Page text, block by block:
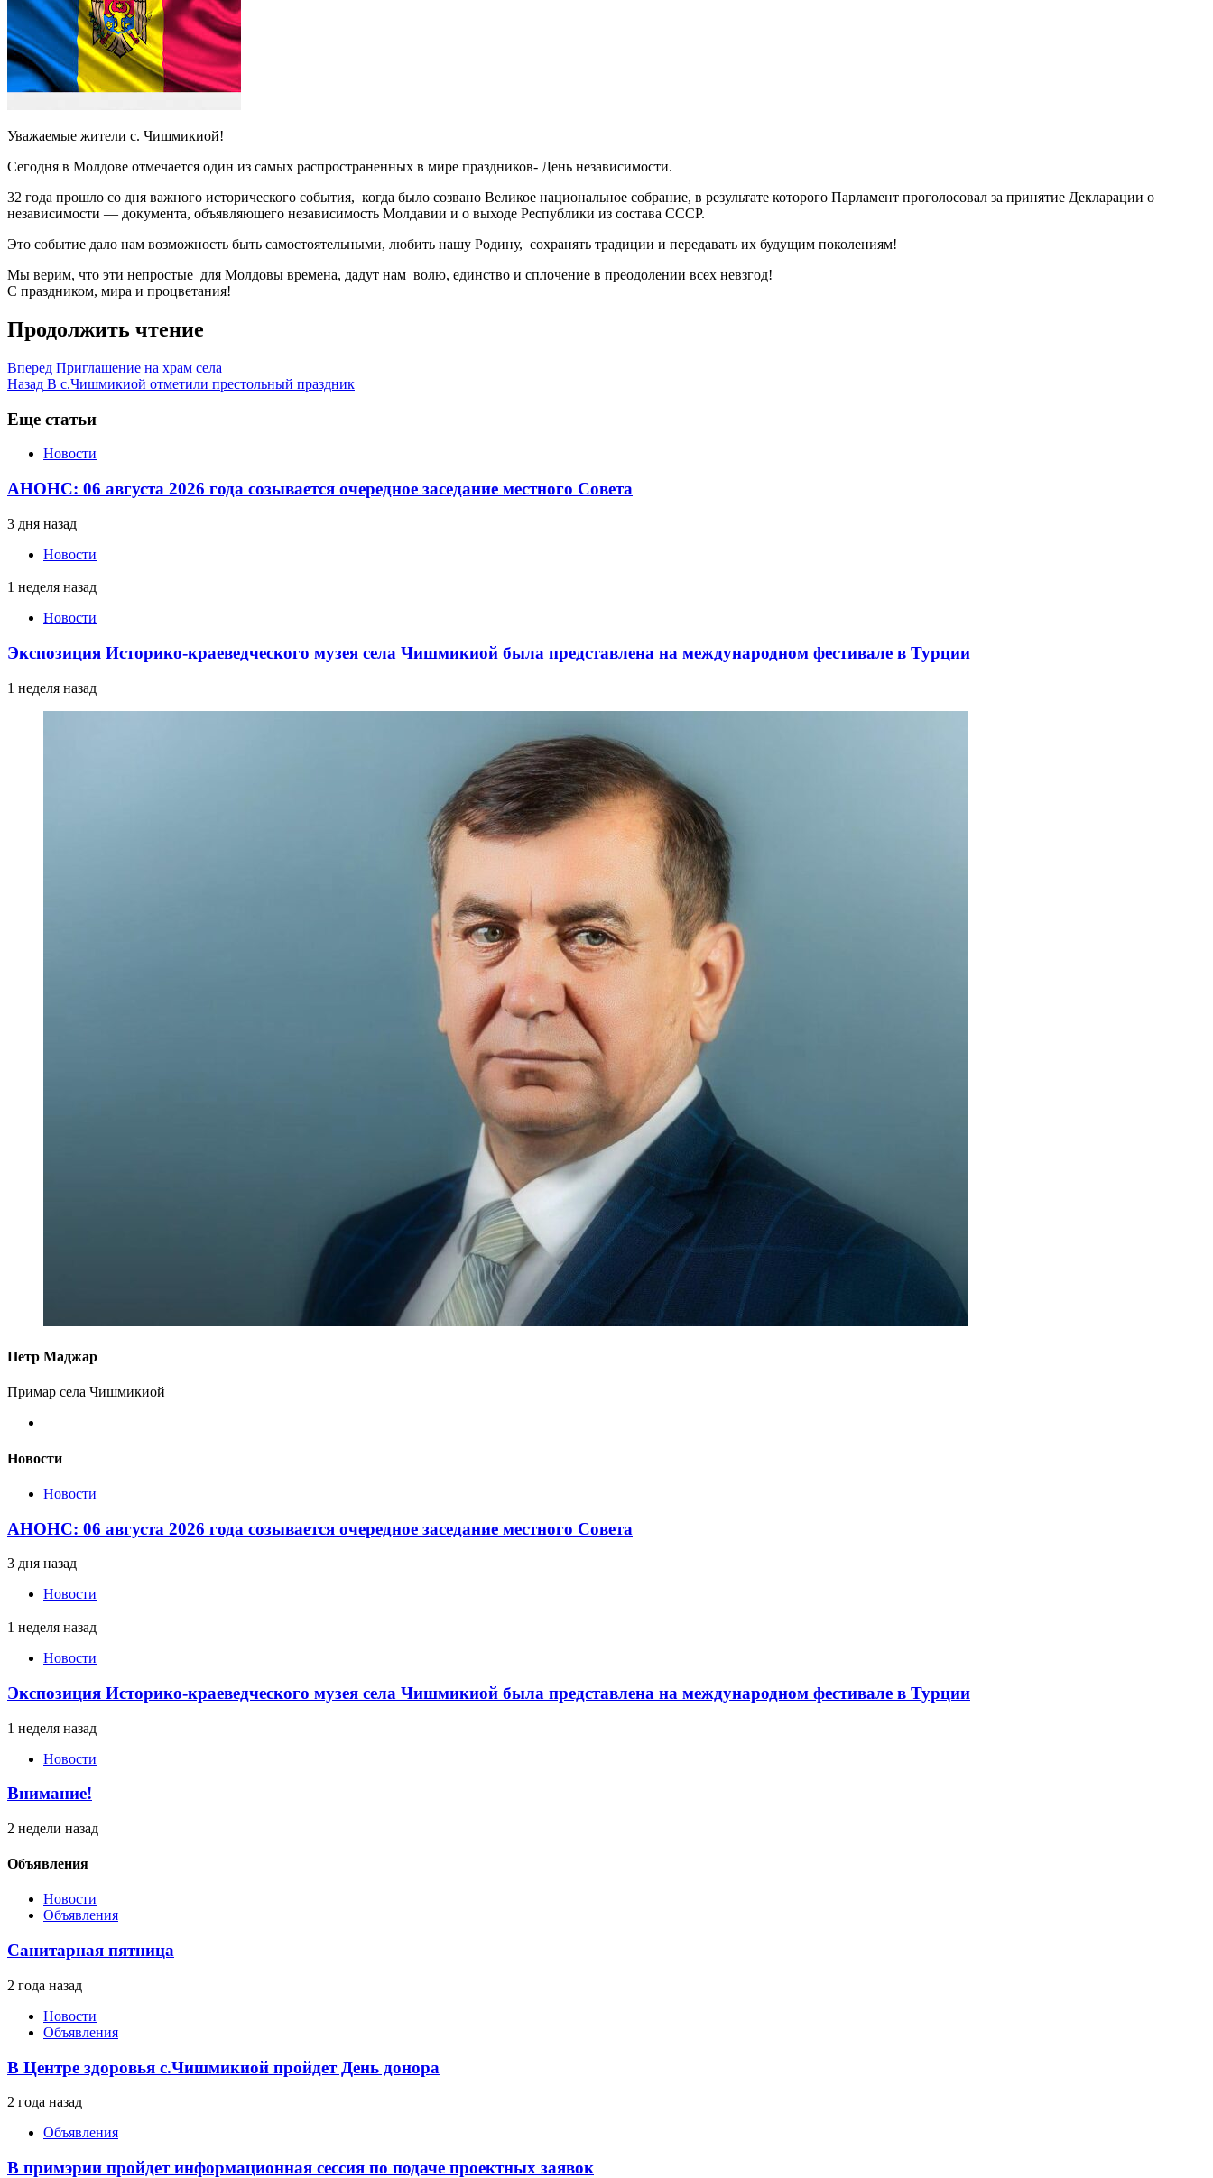
Уважаемые жители с. Чишмикиой!
Сегодня в Молдове отмечается один из самых распространенных в мире праздников- День независимости.
32 года прошло со дня важного исторического события, когда было созвано Великое национальное собрание, в результате которого Парламент проголосовал за принятие Декларации о
независимости — документа, объявляющего независимость Молдавии и о выходе Республики из состава СССР.
Это событие дало нам возможность быть самостоятельными, любить нашу Родину, сохранять традиции и передавать их будущим поколениям!
Мы верим, что эти непростые для Молдовы времена, дадут нам волю, единство и сплочение в преодолении всех невзгод!
С праздником, мира и процветания!
Продолжить чтение
Вперед Приглашение на храм села
Назад В с.Чишмикиой отметили престольный праздник
Еще статьи
Новости
АНОНС: 06 августа 2026 года созывается очередное заседание местного Совета
3 дня назад
Новости
1 неделя назад
Новости
Экспозиция Историко-краеведческого музея села Чишмикиой была представлена на международном фестивале в Турции
1 неделя назад
Петр Маджар
Примар села Чишмикиой
Новости
Новости
АНОНС: 06 августа 2026 года созывается очередное заседание местного Совета
3 дня назад
Новости
1 неделя назад
Новости
Экспозиция Историко-краеведческого музея села Чишмикиой была представлена на международном фестивале в Турции
1 неделя назад
Новости
Внимание!
2 недели назад
Объявления
Новости
Объявления
Санитарная пятница
2 года назад
Новости
Объявления
В Центре здоровья с.Чишмикиой пройдет День донора
2 года назад
Объявления
В примэрии пройдет информационная сессия по подаче проектных заявок